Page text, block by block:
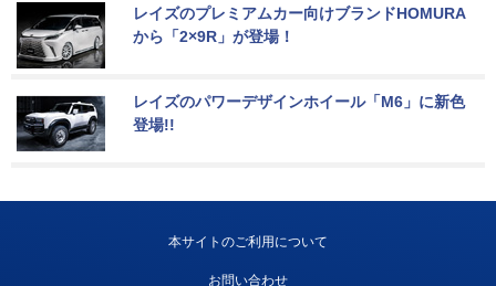
レイズのプレミアムカー向けブランドHOMURA
から「2×9R」が登場！
レイズのパワーデザインホイール「M6」に新色
登場!!
本サイトのご利用について
お問い合わせ